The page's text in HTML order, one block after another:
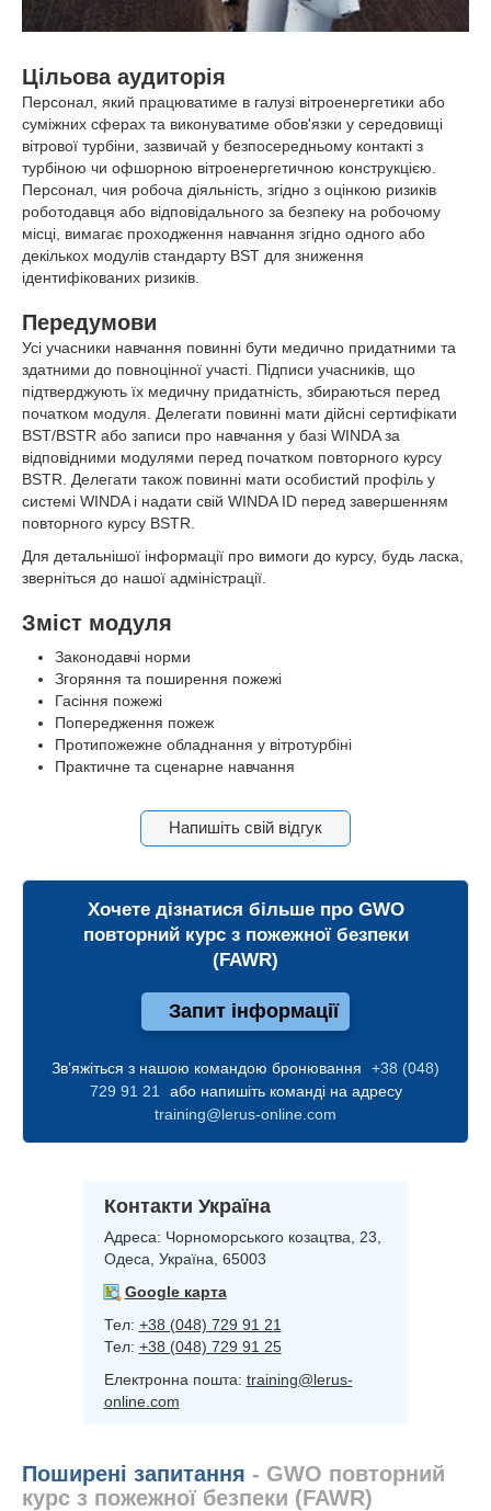
Контакти Україна
Адреса: Чорноморського козацтва, 23,
Одеса, Україна, 65003
Google карта
Тел: +38 (048) 729 91 21
Тел: +38 (048) 729 91 25
Електронна пошта: training@lerus-
online.com
Цільова аудиторія
Персонал, який працюватиме в галузі вітроенергетики або
суміжних сферах та виконуватиме обов'язки у середовищі
вітрової турбіни, зазвичай у безпосередньому контакті з
турбіною чи офшорною вітроенергетичною конструкцією.
Персонал, чия робоча діяльність, згідно з оцінкою ризиків
роботодавця або відповідального за безпеку на робочому
місці, вимагає проходження навчання згідно одного або
декількох модулів стандарту BST для зниження
ідентифікованих ризиків.
Передумови
Усі учасники навчання повинні бути медично придатними та
здатними до повноцінної участі. Підписи учасників, що
підтверджують їх медичну придатність, збираються перед
початком модуля. Делегати повинні мати дійсні сертифікати
BST/BSTR або записи про навчання у базі WINDA за
відповідними модулями перед початком повторного курсу
BSTR. Делегати також повинні мати особистий профіль у
системі WINDA і надати свій WINDA ID перед завершенням
повторного курсу BSTR.
Для детальнішої інформації про вимоги до курсу, будь ласка,
зверніться до нашої адміністрації.
Зміст модуля
Законодавчі норми
Згоряння та поширення пожежі
Гасіння пожежі
Попередження пожеж
Протипожежне обладнання у вітротурбіні
Практичне та сценарне навчання
Напишіть свій відгук
Хочете дізнатися більше про GWO
повторний курс з пожежної безпеки
(FAWR)
Запит інформації
Зв’яжіться з нашою командою бронювання
+38 (048)
729 91 21
або напишіть команді на адресу
training@lerus-online.com
Поширені запитання - GWO повторний
курс з пожежної безпеки (FAWR)